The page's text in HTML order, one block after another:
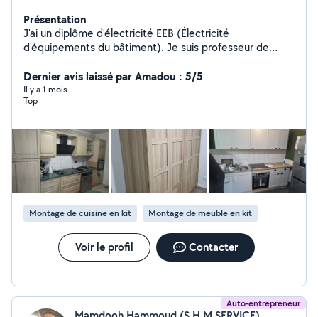
Présentation
J'ai un diplôme d'électricité EEB (Électricité
d'équipements du bâtiment). Je suis professeur de
peux installer ou rénover l'électricité domestique. Je
peux faire un schéma électrique pour la maison. Je peux
faire un devis.
Dernier avis laissé par Amadou : 5/5
Il y a 1 mois
Top
Montage de cuisine en kit Montage de meuble en kit
Voir le profil Contacter
Auto-entrepreneur